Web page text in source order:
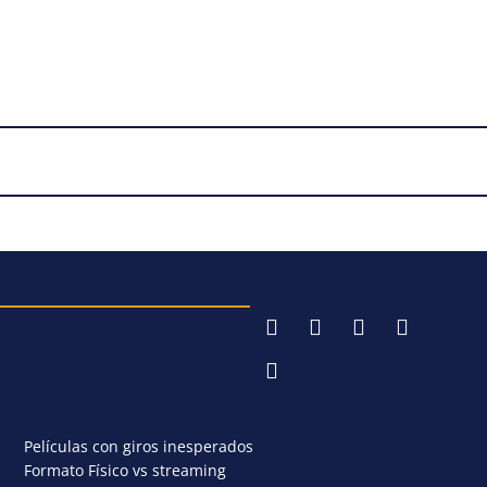
Películas con giros inesperados
Formato Físico vs streaming